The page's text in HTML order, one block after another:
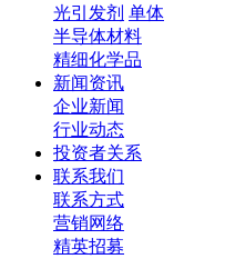
光引发剂 单体
半导体材料
精细化学品
新闻资讯
企业新闻
行业动态
投资者关系
联系我们
联系方式
营销网络
精英招募